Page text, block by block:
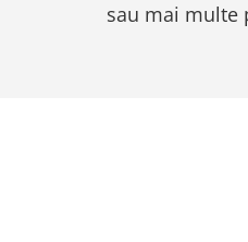
sau mai multe